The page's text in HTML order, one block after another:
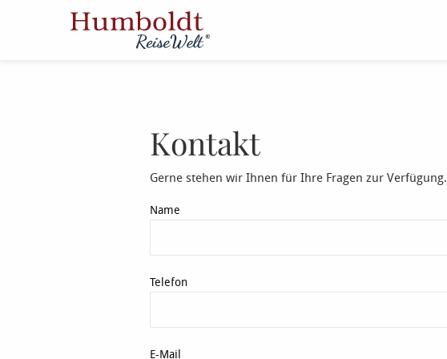
Kontakt
Gerne stehen wir Ihnen für Ihre Fragen zur Verfügung.
Name
Telefon
E-Mail